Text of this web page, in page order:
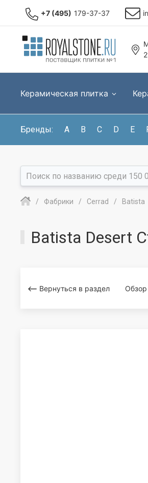
+7 (495) 179-37-37
Керамическая плитка
Бренды: A B C D E
Фабрики Cerrad Batista
Batista Desert
Вернуться в раздел Обзор